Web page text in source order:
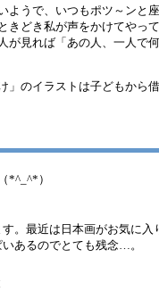
ようで、いつもポツ～ンと
きどき私が声をかけてやっ
が見れば「あの人、一人で
」のイラストは子どもから
*^_^*）
。最近は日本画がお気に入
あるのでとても残念…。